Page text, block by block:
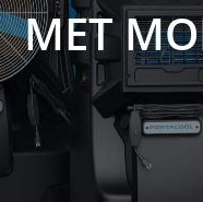
MET